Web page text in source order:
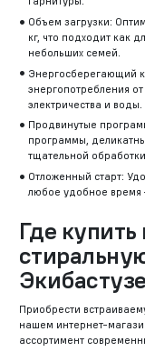
Объем загрузки:
кг, что подходит как
небольших семей.
Энергосберегающий
энергопотребления
электричества и воды.
Продвинутые
программы,
тщательной
Отложенный старт:
любое удобное
Где
Приобрести
нашем интернет-
ассортимент